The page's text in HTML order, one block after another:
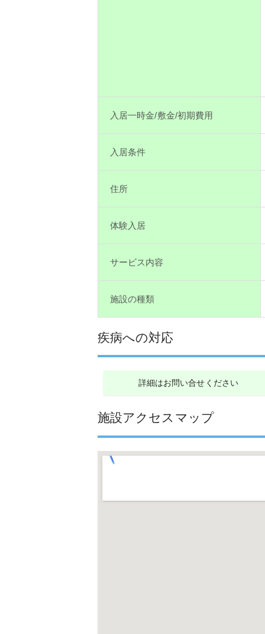
入居一時金/敷金/初期費用
入居条件
住所
体験入居
サービス内容
施設の種類
疾病への対応
詳細はお問い合せください
施設アクセスマップ